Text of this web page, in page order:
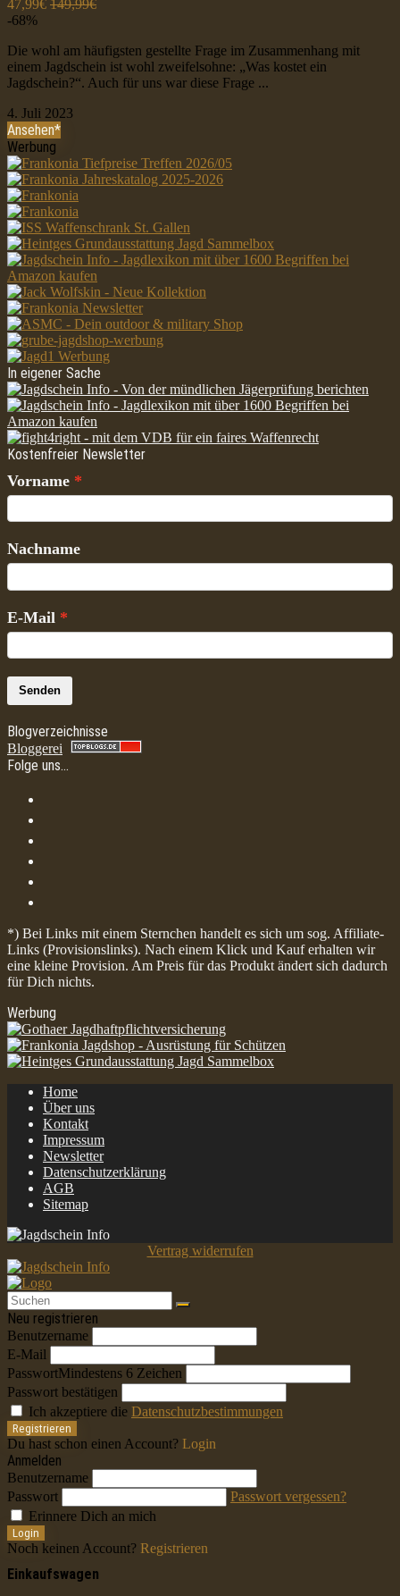
47,99€ 149,99€
-68%
Die wohl am häufigsten gestellte Frage im Zusammenhang mit
einem Jagdschein ist wohl zweifelsohne: „Was kostet ein
Jagdschein?“. Auch für uns war diese Frage ...
4. Juli 2023
Ansehen*
Werbung
In eigener Sache
Kostenfreier Newsletter
Vorname
Nachname
E-Mail
Senden
Blogverzeichnisse
Bloggerei
Folge uns…
*) Bei Links mit einem Sternchen handelt es sich um sog. Affiliate-
Links (Provisionslinks). Nach einem Klick und Kauf erhalten wir
eine kleine Provision. Am Preis für das Produkt ändert sich dadurch
für Dich nichts.
Werbung
Home
Über uns
Kontakt
Impressum
Newsletter
Datenschutzerklärung
AGB
Sitemap
Vertrag widerrufen
Neu registrieren
Benutzername
E-Mail
PasswortMindestens 6 Zeichen
Passwort bestätigen
Ich akzeptiere die Datenschutzbestimmungen
Registrieren
Du hast schon einen Account? Login
Anmelden
Benutzername
Passwort
Passwort vergessen?
Erinnere Dich an mich
Login
Noch keinen Account? Registrieren
Einkaufswagen